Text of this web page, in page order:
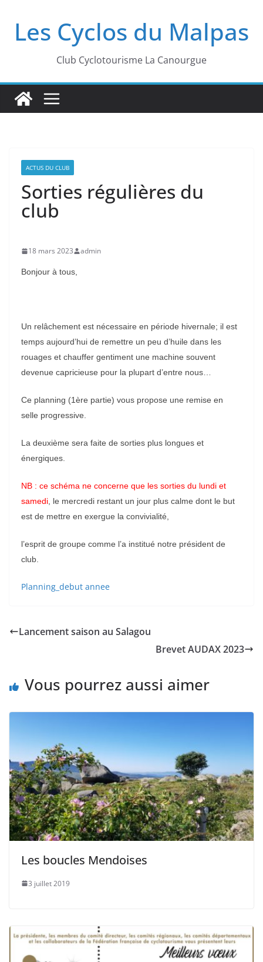
contenu
Les Cyclos du Malpas
Club Cyclotourisme La Canourgue
ACTUS DU CLUB
Sorties régulières du
club
18 mars 2023 admin
Bonjour à tous,
Un relâchement est nécessaire en période hivernale; il est
temps aujourd’hui de remettre un peu d’huile dans les
rouages et chauffer gentiment une machine souvent
devenue capricieuse pour la plupart d’entre nous…
Ce planning (1ère partie) vous propose une remise en
selle progressive.
La deuxième sera faite de sorties plus longues et
énergiques.
NB : ce schéma ne concerne que les sorties du lundi et
samedi , le mercredi restant un jour plus calme dont le but
est de mettre en exergue la convivialité,
l’esprit de groupe comme l’a institué notre président de
club.
Planning_debut annee
Lancement saison au Salagou
Brevet AUDAX 2023
Vous pourrez aussi aimer
Les boucles Mendoises
3 juillet 2019